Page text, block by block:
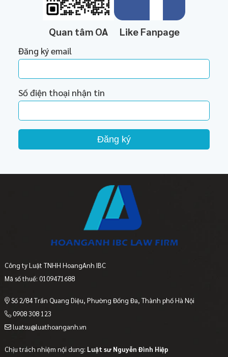
Quan tâm OA Like Fanpage
Đăng ký email
Số điện thoại nhận tin
Đăng ký
Công ty Luật TNHH HoangAnh IBC
Mã số thuế: 0109471688
Số 2/84 Trần Quang Diệu, Phường Đống Đa, Thành phố Hà Nội
0908 308 123
luatsu@luathoanganh.vn
Chịu trách nhiệm nội dung: Luật sư Nguyễn Đình Hiệp